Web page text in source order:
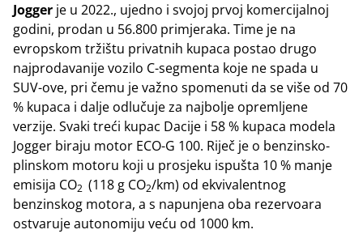
Jogger je u 2022., ujedno i svojoj prvoj komercijalnoj
godini, prodan u 56.800 primjeraka. Time je na
evropskom tržištu privatnih kupaca postao drugo
najprodavanije vozilo C-segmenta koje ne spada u
SUV-ove, pri čemu je važno spomenuti da se više od 70
% kupaca i dalje odlučuje za najbolje opremljene
verzije. Svaki treći kupac Dacije i 58 % kupaca modela
Jogger biraju motor ECO-G 100. Riječ je o benzinsko-
plinskom motoru koji u prosjeku ispušta 10 % manje
emisija CO2 (118 g CO2/km) od ekvivalentnog
benzinskog motora, a s napunjena oba rezervoara
ostvaruje autonomiju veću od 1000 km.